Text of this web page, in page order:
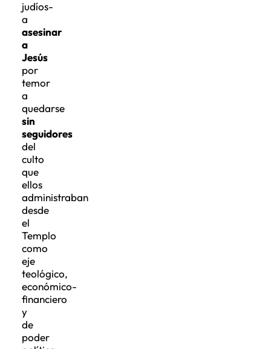
a
asesinar
a
Jesús
por
temor
a
quedarse
sin
seguidores
del
culto
que
ellos
administraban
desde
el
Templo
como
eje
teológico,
económico-
financiero
y
de
poder
político.